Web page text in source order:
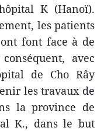
K (Hanoï).
les patients
font face à de
avec
de Cho Rây
les travaux de
la province de
K., dans le but